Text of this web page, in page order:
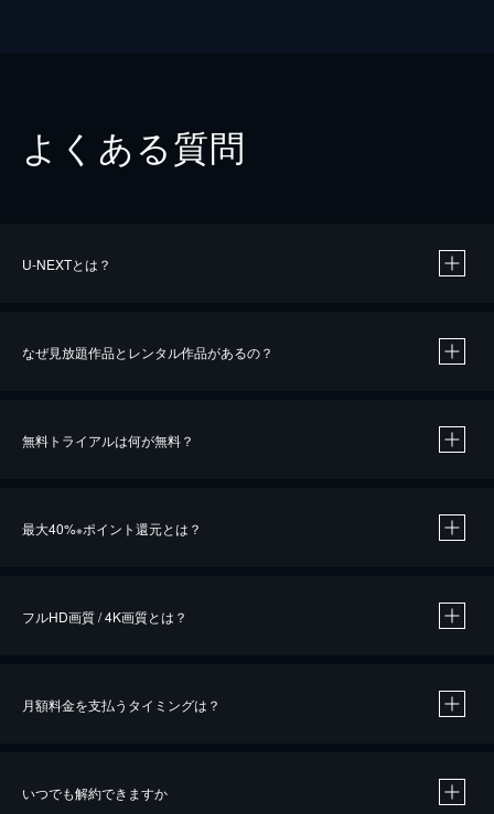
よくある質問
U-NEXTとは？
なぜ見放題作品とレンタル作品があるの？
無料トライアルは何が無料？
最大40%※ポイント還元とは？
※40％ポイント還元の対象は、クレジットカード決済による作品の購入 / レンタルです。
フルHD画質 / 4K画質とは？
月額料金を支払うタイミングは？
いつでも解約できますか